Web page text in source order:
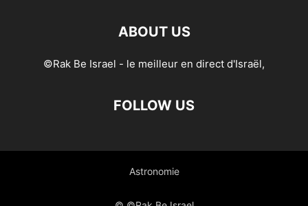
ABOUT US
©Rak Be Israel - le meilleur en direct d'Israël,
FOLLOW US
Astronomie